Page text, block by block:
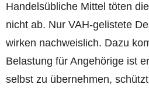
Handelsübliche Mittel töten
nicht ab. Nur VAH-gelistete
wirken nachweislich. Dazu
Belastung für Angehörige ist
selbst zu übernehmen,